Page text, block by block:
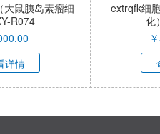
SV40T+tTERT细胞（双基因永
生化西门塔尔牛骨骼肌细胞）
XY-C039-QI
75000.00